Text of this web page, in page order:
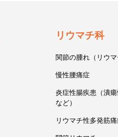
リウマチ科
関節の腫れ（リウマ
慢性腰痛症
炎症性腸疾患（潰
など）
リウマチ性多発筋痛